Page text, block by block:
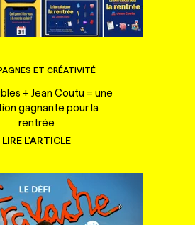
ET CRÉATIVITÉ
+ Jean Coutu = une
gagnante pour la
rentrée
LIRE L'ARTICLE